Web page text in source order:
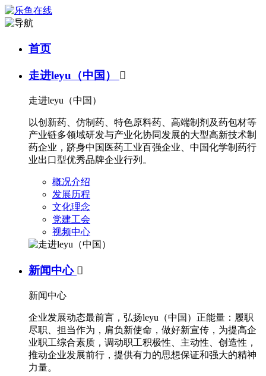
首页
走进leyu（中国） 
走进leyu（中国）
以创新药、仿制药、特色原料药、高端制剂及药包材等
产业链多领域研发与产业化协同发展的大型高新技术制
药企业，跻身中国医药工业百强企业、中国化学制药行
业出口型优秀品牌企业行列。
概况介绍
发展历程
文化理念
党建工会
视频中心
新闻中心 
新闻中心
企业发展动态最前言，弘扬leyu（中国）正能量：履职
尽职、担当作为，肩负新使命，做好新宣传，为提高企
业职工综合素质，调动职工积极性、主动性、创造性，
推动企业发展前行，提供有力的思想保证和强大的精神
力量。